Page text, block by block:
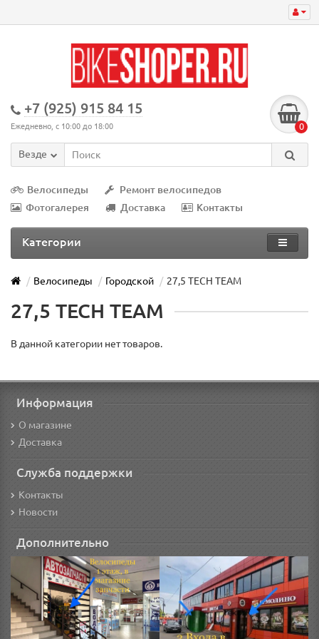
+7 (925) 915 84 15
Ежедневно, с 10:00 до 18:00 0
Везде
Велосипеды
Ремонт велосипедов
Фотогалерея
Доставка Контакты
Категории
Велосипеды Городской 27,5 TECH TEAM
27,5 TECH TEAM
В данной категории нет товаров.
Информация
О магазине
Доставка
Служба поддержки
Контакты
Новости
Дополнительно